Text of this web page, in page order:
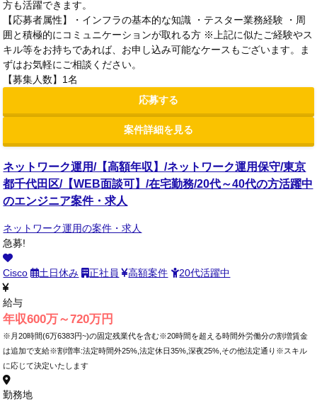
方も活躍できます。
【応募者属性】・インフラの基本的な知識 ・テスター業務経験 ・周
囲と積極的にコミュニケーションが取れる方 ※上記に似たご経験やス
キル等をお持ちであれば、お申し込み可能なケースもございます。ま
ずはお気軽にご相談ください。
【募集人数】1名
応募する
案件詳細を見る
ネットワーク運用/【高額年収】/ネットワーク運用保守/東京
都千代田区/【WEB面談可】/在宅勤務/20代～40代の方活躍中
のエンジニア案件・求人
ネットワーク運用の案件・求人
急募!
Cisco 土日休み 正社員 高額案件 20代活躍中
給与
年収600万～720万円
※月20時間(6万6383円~)の固定残業代を含む※20時間を超える時間外労働分の割増賃金
は追加で支給※割増率:法定時間外25%,法定休日35%,深夜25%,その他法定通り※スキル
に応じて決定いたします
勤務地